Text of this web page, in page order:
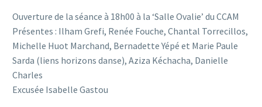
Ouverture de la séance à 18h00 à la ‘Salle Ovalie’ du CCAM
Présentes : Ilham Grefi, Renée Fouche, Chantal Torrecillos,
Michelle Huot Marchand, Bernadette Yépé et Marie Paule
Sarda (liens horizons danse), Aziza Kéchacha, Danielle
Charles
Excusée Isabelle Gastou